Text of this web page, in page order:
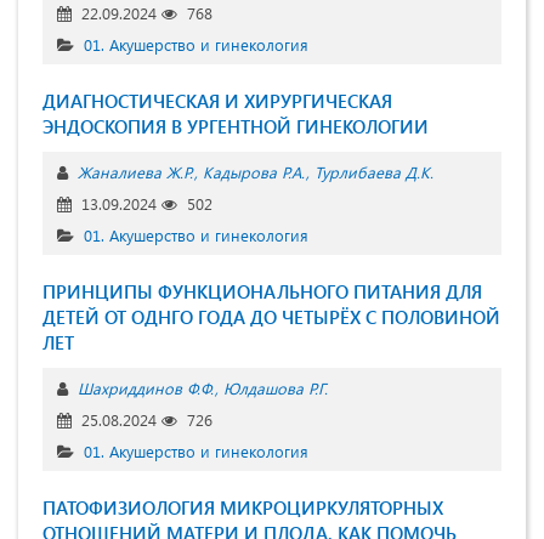
22.09.2024
768
01. Акушерство и гинекология
ДИАГНОСТИЧЕСКАЯ И ХИРУРГИЧЕСКАЯ
ЭНДОСКОПИЯ В УРГЕНТНОЙ ГИНЕКОЛОГИИ
Жаналиева Ж.Р. Кадырова Р.А.
Турлибаева Д.К.
13.09.2024
502
01. Акушерство и гинекология
ПРИНЦИПЫ ФУНКЦИОНАЛЬНОГО ПИТАНИЯ ДЛЯ
ДЕТЕЙ ОТ ОДНГО ГОДА ДО ЧЕТЫРЁХ С ПОЛОВИНОЙ
ЛЕТ
Шахриддинов Ф.Ф. Юлдашова Р.Г.
25.08.2024
726
01. Акушерство и гинекология
ПАТОФИЗИОЛОГИЯ МИКРОЦИРКУЛЯТОРНЫХ
ОТНОШЕНИЙ МАТЕРИ И ПЛОДА. КАК ПОМОЧЬ